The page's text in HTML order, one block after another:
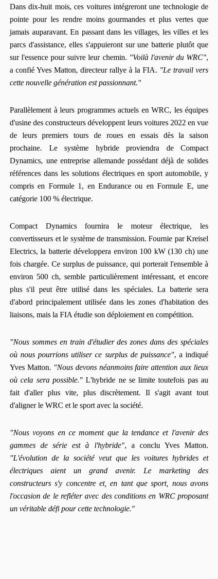
Dans dix-huit mois, ces voitures intégreront une technologie de
pointe pour les rendre moins gourmandes et plus vertes que
jamais auparavant. En passant dans les villages, les villes et les
parcs d'assistance, elles s'appuieront sur une batterie plutôt que
sur l'essence pour suivre leur chemin. "Voilà l'avenir du WRC",
a confié Yves Matton, directeur rallye à la FIA. "Le travail vers
cette nouvelle génération est passionnant."
Parallèlement à leurs programmes actuels en WRC, les équipes
d'usine des constructeurs développent leurs voitures 2022 en vue
de leurs premiers tours de roues en essais dès la saison
prochaine. Le système hybride proviendra de Compact
Dynamics, une entreprise allemande possédant déjà de solides
références dans les solutions électriques en sport automobile, y
compris en Formule 1, en Endurance ou en Formule E, une
catégorie 100 % électrique.
Compact Dynamics fournira le moteur électrique, les
convertisseurs et le système de transmission. Fournie par Kreisel
Electrics, la batterie développera environ 100 kW (130 ch) une
fois chargée. Ce surplus de puissance, qui porterait l'ensemble à
environ 500 ch, semble particulièrement intéressant, et encore
plus s'il peut être utilisé dans les spéciales. La batterie sera
d'abord principalement utilisée dans les zones d'habitation des
liaisons, mais la FIA étudie son déploiement en compétition.
"Nous sommes en train d'étudier des zones dans des spéciales
où nous pourrions utiliser ce surplus de puissance", a indiqué
Yves Matton. "Nous devons néanmoins faire attention aux lieux
où cela sera possible."L'hybride ne se limite toutefois pas au
fait d'aller plus vite, plus discrètement. Il s'agit avant tout
d'aligner le WRC et le sport avec la société.
"Nous voyons en ce moment que la tendance et l'avenir des
gammes de série est à l'hybride", a conclu Yves Matton.
"L'évolution de la société veut que les voitures hybrides et
électriques aient un grand avenir. Le marketing des
constructeurs s'y concentre et, en tant que sport, nous avons
l'occasion de le refléter avec des conditions en WRC proposant
un véritable défi pour cette technologie."